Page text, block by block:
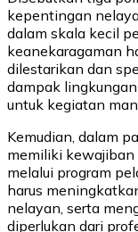
kepentingan
dalam skala kecil
keanekaragaman
dilestarikan dan
dampak
untuk kegiatan
Kemudian, dalam
memiliki kewajiban
melalui program
harus
nelayan, serta
diperlukan dari